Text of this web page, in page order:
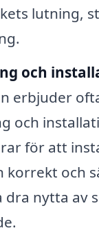
lutning,
och
erbjuder
och
för att
korrekt och
dra nytta av